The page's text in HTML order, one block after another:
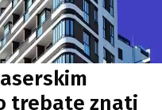
trebate znati